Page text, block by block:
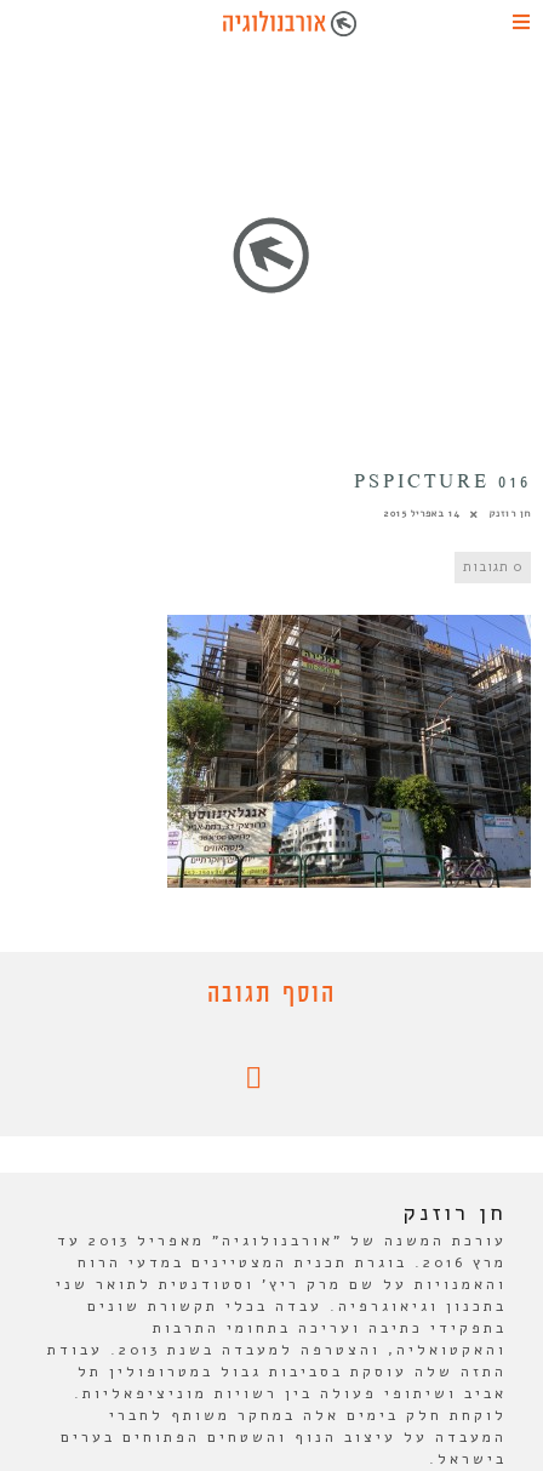
PSPICTURE 016
חן רוזנק 14 באפריל 2015
0 תגובות
הוסף תגובה
חן רוזנק
עורכת המשנה של "אורבנולוגיה" מאפריל 2013 עד
מרץ 2016. בוגרת תכנית המצטיינים במדעי הרוח
והאמנויות על שם מרק ריץ' וסטודנטית לתואר שני
בתכנון וגיאוגרפיה. עבדה בכלי תקשורת שונים
בתפקידי כתיבה ועריכה בתחומי התרבות
והאקטואליה, והצטרפה למעבדה בשנת 2013. עבודת
התזה שלה עוסקת בסביבות גבול במטרופולין תל
אביב ושיתופי פעולה בין רשויות מוניציפאליות.
לוקחת חלק בימים אלה במחקר משותף לחברי
המעבדה על עיצוב הנוף והשטחים הפתוחים בערים
בישראל.